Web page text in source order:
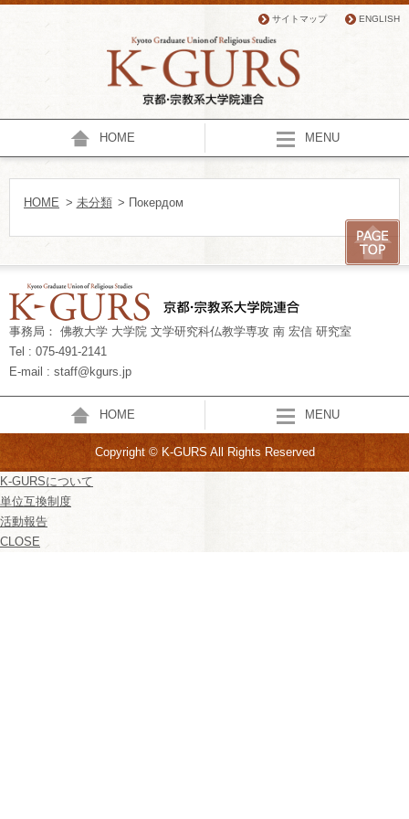
サイトマップ ENGLISH
HOME MENU
HOME > 未分類 > Покердом
事務局： 佛教大学 大学院 文学研究科仏教学専攻 南 宏信 研究室
Tel : 075-491-2141
E-mail : staff@kgurs.jp
HOME MENU
Copyright © K-GURS All Rights Reserved
K-GURSについて
単位互換制度
活動報告
CLOSE